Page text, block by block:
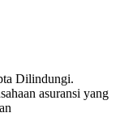
Dilindungi.
asuransi yang